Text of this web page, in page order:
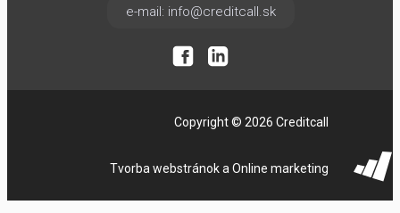
e-mail: info@creditcall.sk
Copyright © 2026 Creditcall
Tvorba webstránok a Online marketing